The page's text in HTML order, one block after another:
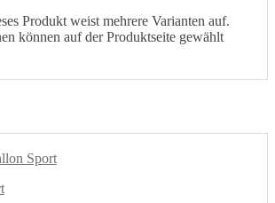
Produkt weist mehrere Varianten auf.
können auf der Produktseite gewählt